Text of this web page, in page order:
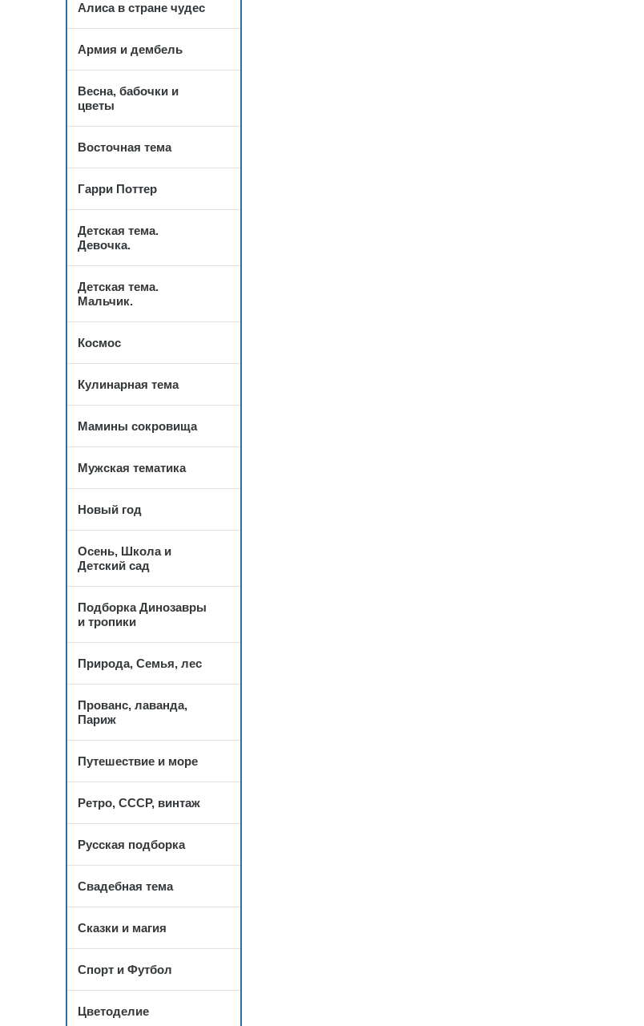
Алиса в стране чудес
Армия и дембель
Весна, бабочки и
цветы
Восточная тема
Гарри Поттер
Детская тема.
Девочка.
Детская тема.
Мальчик.
Космос
Кулинарная тема
Мамины сокровища
Мужская тематика
Новый год
Осень, Школа и
Детский сад
Подборка Динозавры
и тропики
Природа, Семья, лес
Прованс, лаванда,
Париж
Путешествие и море
Ретро, СССР, винтаж
Русская подборка
Свадебная тема
Сказки и магия
Спорт и Футбол
Цветоделие